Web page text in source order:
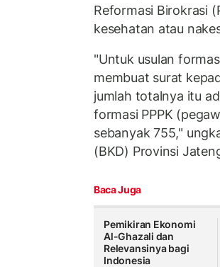
Reformasi Birokrasi
kesehatan atau
"Untuk usulan
membuat surat
jumlah totalnya itu
formasi PPPK
sebanyak 755,"
(BKD) Provinsi
Baca Juga
Pemikiran Ekonomi
Al-Ghazali dan
Relevansinya bagi
Indonesia